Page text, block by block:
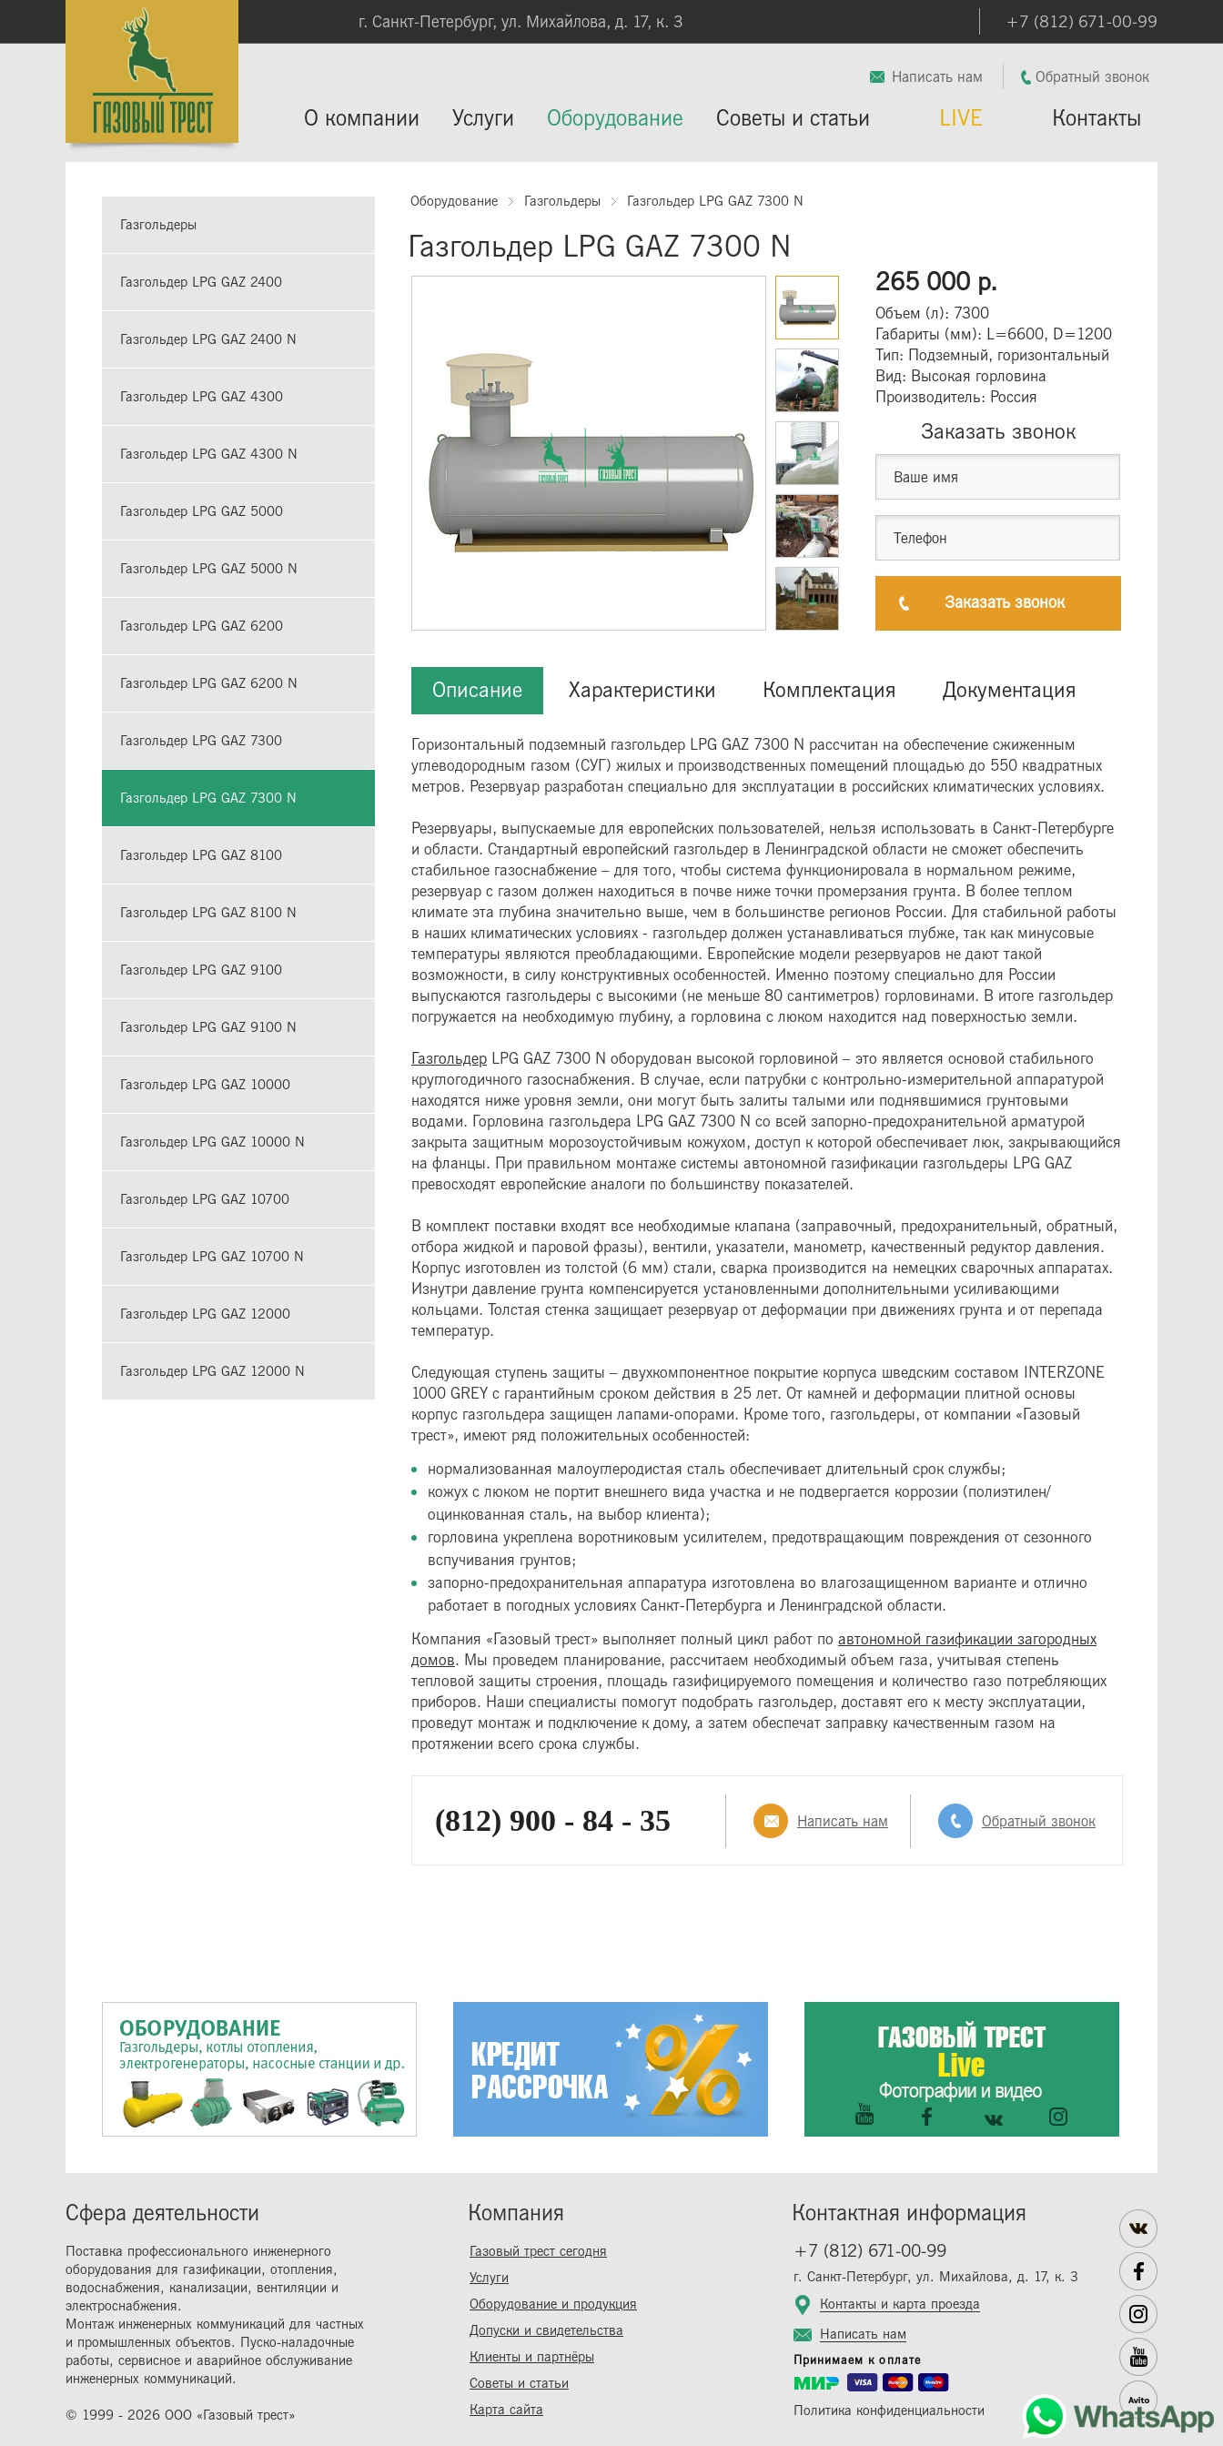
г. Санкт-Петербург, ул. Михайлова, д. 17, к. 3 +7 (812) 671-00-99
Написать нам Обратный звонок
О компании Услуги Оборудование Советы и статьи LIVE Контакты
Газгольдеры
Газгольдер LPG GAZ 2400
Газгольдер LPG GAZ 2400 N
Газгольдер LPG GAZ 4300
Газгольдер LPG GAZ 4300 N
Газгольдер LPG GAZ 5000
Газгольдер LPG GAZ 5000 N
Газгольдер LPG GAZ 6200
Газгольдер LPG GAZ 6200 N
Газгольдер LPG GAZ 7300
Газгольдер LPG GAZ 7300 N
Газгольдер LPG GAZ 8100
Газгольдер LPG GAZ 8100 N
Газгольдер LPG GAZ 9100
Газгольдер LPG GAZ 9100 N
Газгольдер LPG GAZ 10000
Газгольдер LPG GAZ 10000 N
Газгольдер LPG GAZ 10700
Газгольдер LPG GAZ 10700 N
Газгольдер LPG GAZ 12000
Газгольдер LPG GAZ 12000 N
Оборудование Газгольдеры Газгольдер LPG GAZ 7300 N
Газгольдер LPG GAZ 7300 N
265 000 р.
Объем (л): 7300
Габариты (мм): L=6600, D=1200
Тип: Подземный, горизонтальный
Вид: Высокая горловина
Производитель: Россия
Заказать звонок
Заказать звонок
Описание Характеристики Комплектация Документация
Горизонтальный подземный газгольдер LPG GAZ 7300 N рассчитан на обеспечение сжиженным
углеводородным газом (СУГ) жилых и производственных помещений площадью до 550 квадратных
метров. Резервуар разработан специально для эксплуатации в российских климатических условиях.
Резервуары, выпускаемые для европейских пользователей, нельзя использовать в Санкт-Петербурге
и области. Стандартный европейский газгольдер в Ленинградской области не сможет обеспечить
стабильное газоснабжение – для того, чтобы система функционировала в нормальном режиме,
резервуар с газом должен находиться в почве ниже точки промерзания грунта. В более теплом
климате эта глубина значительно выше, чем в большинстве регионов России. Для стабильной работы
в наших климатических условиях - газгольдер должен устанавливаться глубже, так как минусовые
температуры являются преобладающими. Европейские модели резервуаров не дают такой
возможности, в силу конструктивных особенностей. Именно поэтому специально для России
выпускаются газгольдеры с высокими (не меньше 80 сантиметров) горловинами. В итоге газгольдер
погружается на необходимую глубину, а горловина с люком находится над поверхностью земли.
Газгольдер LPG GAZ 7300 N оборудован высокой горловиной – это является основой стабильного
круглогодичного газоснабжения. В случае, если патрубки с контрольно-измерительной аппаратурой
находятся ниже уровня земли, они могут быть залиты талыми или поднявшимися грунтовыми
водами. Горловина газгольдера LPG GAZ 7300 N со всей запорно-предохранительной арматурой
закрыта защитным морозоустойчивым кожухом, доступ к которой обеспечивает люк, закрывающийся
на фланцы. При правильном монтаже системы автономной газификации газгольдеры LPG GAZ
превосходят европейские аналоги по большинству показателей.
В комплект поставки входят все необходимые клапана (заправочный, предохранительный, обратный,
отбора жидкой и паровой фразы), вентили, указатели, манометр, качественный редуктор давления.
Корпус изготовлен из толстой (6 мм) стали, сварка производится на немецких сварочных аппаратах.
Изнутри давление грунта компенсируется установленными дополнительными усиливающими
кольцами. Толстая стенка защищает резервуар от деформации при движениях грунта и от перепада
температур.
Следующая ступень защиты – двухкомпонентное покрытие корпуса шведским составом INTERZONE
1000 GREY с гарантийным сроком действия в 25 лет. От камней и деформации плитной основы
корпус газгольдера защищен лапами-опорами. Кроме того, газгольдеры, от компании «Газовый
трест», имеют ряд положительных особенностей:
нормализованная малоуглеродистая сталь обеспечивает длительный срок службы;
кожух с люком не портит внешнего вида участка и не подвергается коррозии (полиэтилен/
оцинкованная сталь, на выбор клиента);
горловина укреплена воротниковым усилителем, предотвращающим повреждения от сезонного
вспучивания грунтов;
запорно-предохранительная аппаратура изготовлена во влагозащищенном варианте и отлично
работает в погодных условиях Санкт-Петербурга и Ленинградской области.
Компания «Газовый трест» выполняет полный цикл работ по автономной газификации загородных
домов. Мы проведем планирование, рассчитаем необходимый объем газа, учитывая степень
тепловой защиты строения, площадь газифицируемого помещения и количество газо потребляющих
приборов. Наши специалисты помогут подобрать газгольдер, доставят его к месту эксплуатации,
проведут монтаж и подключение к дому, а затем обеспечат заправку качественным газом на
протяжении всего срока службы.
(812) 900 - 84 - 35 Написать нам Обратный звонок
Сфера деятельности
Поставка профессионального инженерного
оборудования для газификации, отопления,
водоснабжения, канализации, вентиляции и
электроснабжения.
Монтаж инженерных коммуникаций для частных
и промышленных объектов. Пуско-наладочные
работы, сервисное и аварийное обслуживание
инженерных коммуникаций.
© 1999 - 2026 ООО «Газовый трест»
Компания
Газовый трест сегодня
Услуги
Оборудование и продукция
Допуски и свидетельства
Клиенты и партнёры
Советы и статьи
Карта сайта
Контактная информация
+7 (812) 671-00-99
г. Санкт-Петербург, ул. Михайлова, д. 17, к. 3
Контакты и карта проезда
Написать нам
Принимаем к оплате
Политика конфиденциальности